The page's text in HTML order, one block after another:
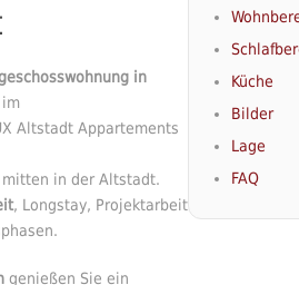
in
Altstadt Appartements
in der Altstadt.
, Longstay, Projektarbeit
genießen Sie ein
Küche
Bilder
Lage
FAQ